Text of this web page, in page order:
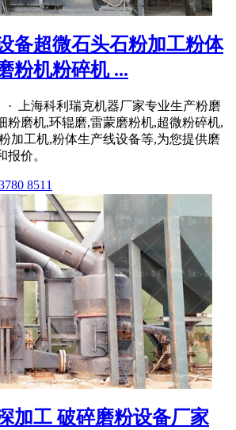
备超微石头石粉加工粉体
粉机粉碎机 ...
· 上海科利瑞克机器厂家专业生产粉磨
粉磨机,环辊磨,雷蒙磨粉机,超微粉碎机,
加工机,粉体生产线设备等,为您提供磨
报价。
8511
加工 破碎磨粉设备厂家